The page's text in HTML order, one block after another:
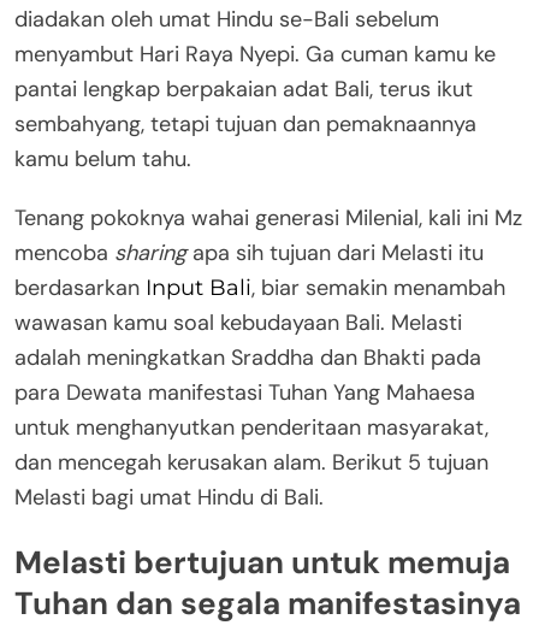
diadakan oleh umat Hindu se-Bali sebelum
menyambut Hari Raya Nyepi. Ga cuman kamu ke
pantai lengkap berpakaian adat Bali, terus ikut
sembahyang, tetapi tujuan dan pemaknaannya
kamu belum tahu.
Tenang pokoknya wahai generasi Milenial, kali ini Mz
mencoba sharingapa sih tujuan dari Melasti itu
berdasarkan Input Bali, biar semakin menambah
wawasan kamu soal kebudayaan Bali. Melasti
adalah meningkatkan Sraddha dan Bhakti pada
para Dewata manifestasi Tuhan Yang Mahaesa
untuk menghanyutkan penderitaan masyarakat,
dan mencegah kerusakan alam. Berikut 5 tujuan
Melasti bagi umat Hindu di Bali.
Melasti bertujuan untuk memuja
Tuhan dan segala manifestasinya